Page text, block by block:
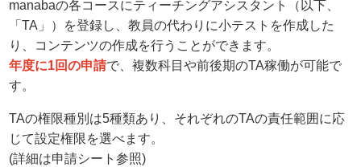
manabaの各コースにティーチングアシスタント（以下、
「TA」）を登録し、教員の代わりに小テストを作成した
り、コンテンツの作成を行うことができます。
年度に1回の申請で、複数科目や前後期のTA稼働が可能で
す。
TAの権限種別は5種類あり、それぞれのTAの責任範囲に応
じて設定権限を選べます。
(詳細は申請シート参照)